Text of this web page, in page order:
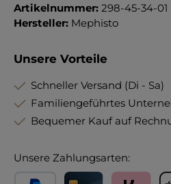
Artikelnummer: 298-45-34-01
Hersteller: Mephisto
Unsere Vorteile
Schneller Versand (Di - Sa)
Familiengeführtes
Bequemer Kauf auf
Unsere Zahlungsarten: